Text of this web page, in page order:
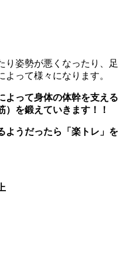
り姿勢が悪くなったり、足
って様々になります。
よって身体の体幹を支える
）を鍛えていきます！！
ようだったら「楽トレ」を